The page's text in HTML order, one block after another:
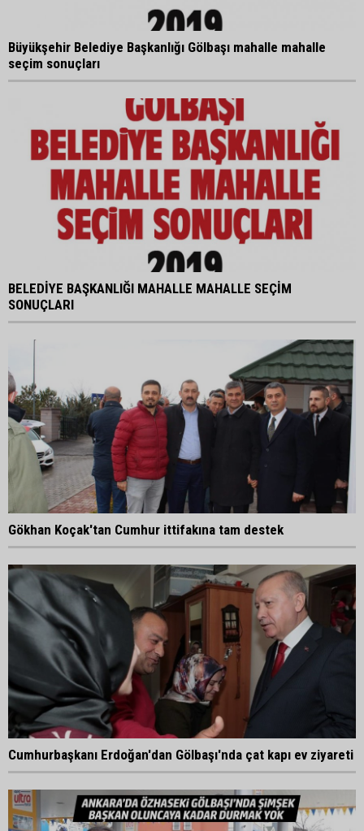
Büyükşehir Belediye Başkanlığı Gölbaşı mahalle mahalle
seçim sonuçları
BELEDİYE BAŞKANLIĞI MAHALLE MAHALLE SEÇİM
SONUÇLARI
Gökhan Koçak'tan Cumhur ittifakına tam destek
Cumhurbaşkanı Erdoğan'dan Gölbaşı'nda çat kapı ev ziyareti